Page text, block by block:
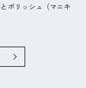
ポリッシュ（マニキ